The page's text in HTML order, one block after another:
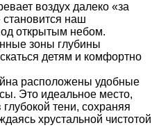
воздух далеко «за
наш
открытым небом.
зоны глубины
детям и комфортно
расположены удобные
Это идеальное место,
тени, сохраняя
хрустальной чистотой